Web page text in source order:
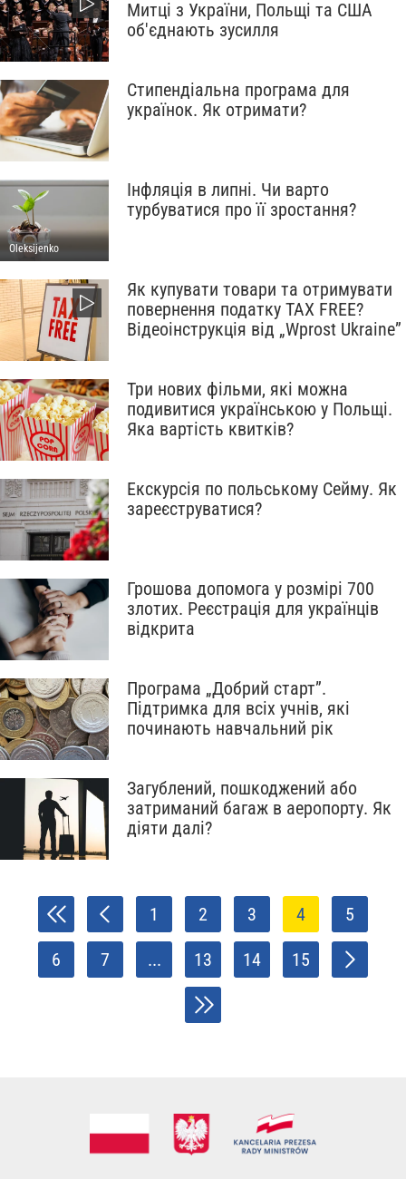
Митці з України, Польщі та США
об'єднають зусилля
Стипендіальна програма для
українок. Як отримати?
Oleksijenko
Інфляція в липні. Чи варто
турбуватися про її зростання?
Як купувати товари та отримувати
повернення податку TAX FREE?
Відеоінструкція від „Wprost Ukraine”
Три нових фільми, які можна
подивитися українською у Польщі.
Яка вартість квитків?
Екскурсія по польському Сейму. Як
зареєструватися?
Грошова допомога у розмірі 700
злотих. Реєстрація для українців
відкрита
Програма „Добрий старт”.
Підтримка для всіх учнів, які
починають навчальний рік
Загублений, пошкоджений або
затриманий багаж в аеропорту. Як
діяти далі?
1 2 3 4 5
6 7 ... 13 14 15